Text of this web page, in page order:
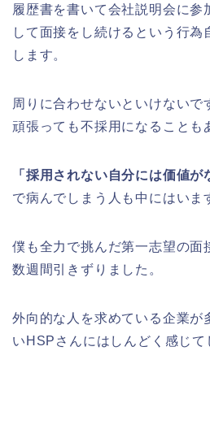
履歴書を書いて会社説明会に参
して面接をし続けるという行為
します。
周りに合わせないといけないで
頑張っても不採用になることも
「採用されない自分には価値が
で病んでしまう人も中にはいま
僕も全力で挑んだ第一志望の面
数週間引きずりました。
外向的な人を求めている企業が
いHSPさんにはしんどく感じて